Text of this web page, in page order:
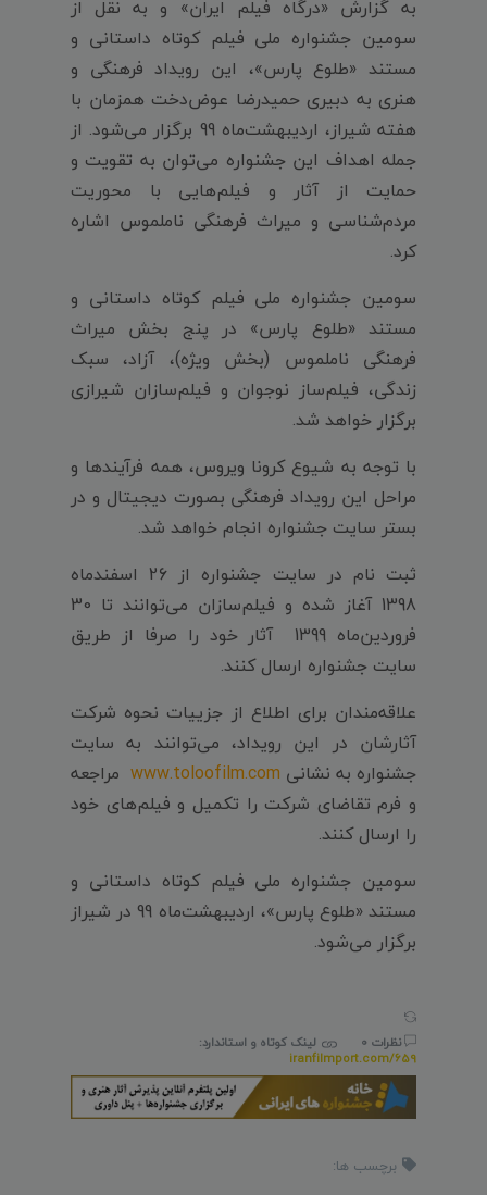
به گزارش «درگاه فیلم ایران» و به نقل از
سومین جشنواره ملی فیلم کوتاه داستانی و
مستند «طلوع پارس»، این رویداد فرهنگی و
هنری به دبیری حمید‌رضا عوض‌دخت همزمان با
هفته شیراز، اردیبهشت‌ماه 99 برگزار می‌شود. از
جمله اهداف این جشنواره می‌توان به تقویت و
حمایت از آثار و فیلم‌هایی با محوریت
مردم‌شناسی و میراث فرهنگی ناملموس اشاره
کرد.
سومین جشنواره ملی فیلم کوتاه داستانی و
مستند «طلوع پارس» در پنج بخش میراث
فرهنگی ناملموس (بخش ویژه)، آزاد، سبک
زندگی، فیلم‌ساز نوجوان و فیلم‌سازان شیرازی
برگزار خواهد شد.
با توجه به شیوع کرونا ویروس، همه فرآیند‌ها و
مراحل این رویداد فرهنگی بصورت دیجیتال و در
بستر سایت جشنواره انجام خواهد شد.
ثبت‌ نام در سایت جشنواره از 26 اسفندماه
1398 آغاز شده و فیلم‌سازان می‌توانند تا 30
فروردین‌ماه 1399 آثار خود را صرفا از طریق
سایت جشنواره ارسال کنند.
علاقه‌مندان برای اطلاع از جزییات نحوه شرکت
آثارشان در این رویداد، می‌توانند به سایت
جشنواره به نشانی www.toloofilm.com مراجعه
و فرم تقاضای شرکت را تکمیل و فیلم‌های خود
را ارسال کنند.
سومین جشنواره ملی فیلم کوتاه داستانی و
مستند «طلوع پارس»، اردیبهشت‌ماه 99 در شیراز
برگزار می‌شود.
نظرات 0
لینک کوتاه و استاندارد:
iranfilmport.com/659
برچسب ها: